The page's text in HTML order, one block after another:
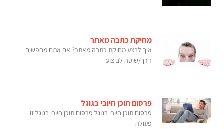
מחיקת כתבה מאתר
איך לבצע מחיקת כתבה מאתר? אם אתם מחפשים
דרך/שיטה לביצוע
פרסום תוכן חיובי בגוגל
פרסום תוכן חיובי בגוגל פרסום תוכן חיובי בגוגל זו
פעולה